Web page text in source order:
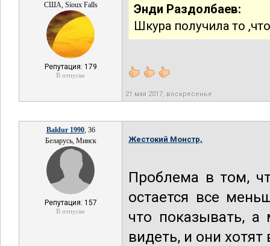
США, Sioux Falls
Репутация: 179
В отпуске
Энди Раздолбаев:
Шкура получила то
21 мая 2017, воскресенье
Baldur 1990, 36
Беларусь, Минск
Репутация: 157
В отпуске
Жестокий Монстр,
Проблема в том,
остается все
что показывать,
видеть, и они